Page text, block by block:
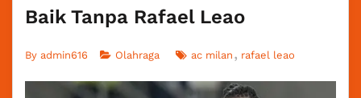
Baik Tanpa Rafael Leao
By admin616 Olahraga ac milan rafael leao